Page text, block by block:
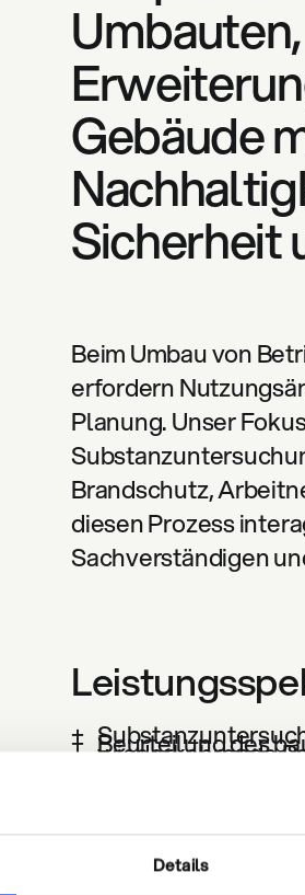
Details
Gebäude
Sicherheit
Beim Umbau von
erfordern
Planung. Unser
Brandschutz,
diesen Prozess
Sachverständigen
Beurteilung des
wiederkehrende
Projektierung